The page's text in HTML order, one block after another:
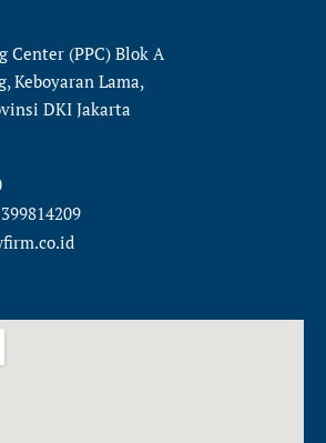
Center (PPC) Blok A
Keboyaran Lama,
DKI Jakarta